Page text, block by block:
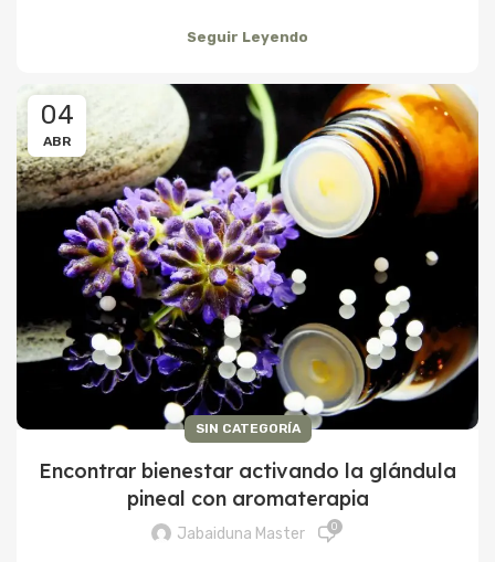
Seguir Leyendo
04
ABR
SIN CATEGORÍA
Encontrar bienestar activando la glándula
pineal con aromaterapia
Jabaiduna Master 0